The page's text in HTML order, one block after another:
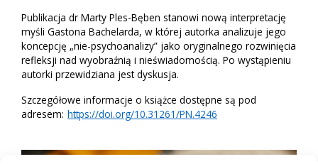
Publikacja dr Marty Ples-Bęben stanowi nową interpretację
myśli Gastona Bachelarda, w której autorka analizuje jego
koncepcję „nie-psychoanalizy” jako oryginalnego rozwinięcia
refleksji nad wyobraźnią i nieświadomością. Po wystąpieniu
autorki przewidziana jest dyskusja.
Szczegółowe informacje o książce dostępne są pod
adresem: https://doi.org/10.31261/PN.4246